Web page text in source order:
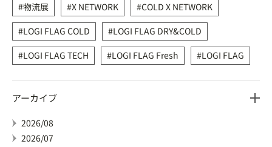
物流展
X NETWORK
COLD X NETWORK
LOGI FLAG COLD
LOGI FLAG DRY&COLD
LOGI FLAG TECH
LOGI FLAG Fresh LOGI FLAG
アーカイブ
2026/08
2026/07